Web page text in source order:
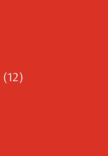
(12)